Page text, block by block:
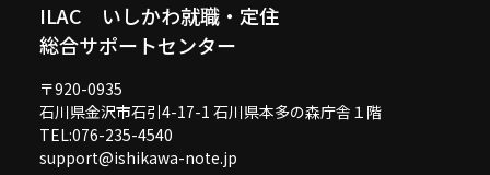
ILAC いしかわ就職・定住
総合サポートセンター
〒920-0935
石川県金沢市石引4-17-1 石川県本多の森庁舎１階
TEL:076-235-4540
support@ishikawa-note.jp